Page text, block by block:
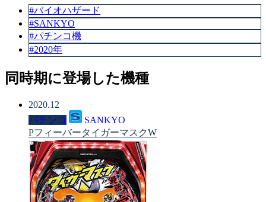
#バイオハザード
#SANKYO
#パチンコ機
#2020年
同時期に登場した機種
2020.12
パチンコ
SANKYO
PフィーバータイガーマスクW